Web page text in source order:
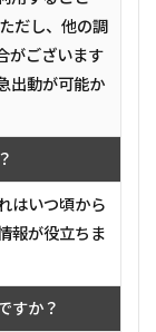
だし、他の調
がございます
出動が可能か
はいつ頃から
報が役立ちま
すか？